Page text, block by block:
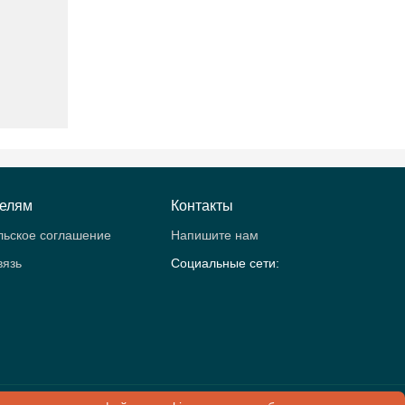
соглашение
Контакты
Напишите нам
Социальные сети: